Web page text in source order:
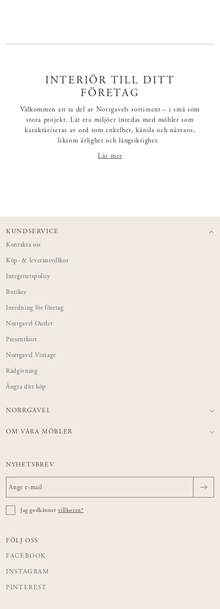
– Vi har byggt för framtiden och det märks redan. ♥
INTERIÖR TILL DITT
FÖRETAG
Välkommen att ta del av Norrgavels sortiment – i små som
stora projekt. Låt era miljöer inredas med möbler som
karaktäriseras av ord som enkelhet, känsla och närvaro,
liksom ärlighet och långsiktighet.
Läs mer
KUNDSERVICE
Kontakta oss
Köp- & leveransvillkor
Integritetspolicy
Butiker
Inredning för företag
Norrgavel Outlet
Presentkort
Norrgavel Vintage
Rådgivning
Ångra ditt köp
NORRGAVEL
OM VÅRA MÖBLER
NYHETSBREV
Jag godkännervillkoren*
FÖLJ OSS
FACEBOOK
INSTAGRAM
PINTEREST